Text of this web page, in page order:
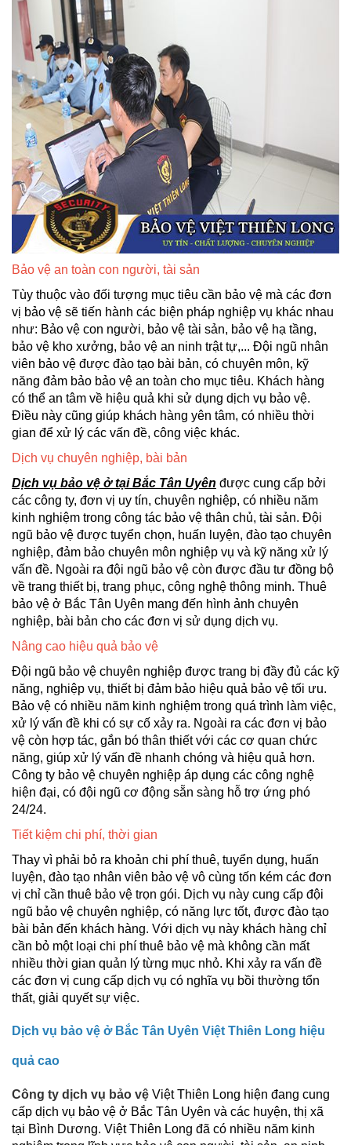
Bảo vệ an toàn con người, tài sản
Tùy thuộc vào đối tượng mục tiêu cần bảo vệ mà các đơn
vị bảo vệ sẽ tiến hành các biện pháp nghiệp vụ khác nhau
như: Bảo vệ con người, bảo vệ tài sản, bảo vệ hạ tầng,
bảo vệ kho xưởng, bảo vệ an ninh trật tự,... Đội ngũ nhân
viên bảo vệ được đào tạo bài bản, có chuyên môn, kỹ
năng đảm bảo bảo vệ an toàn cho mục tiêu. Khách hàng
có thể an tâm về hiệu quả khi sử dụng dịch vụ bảo vệ.
Điều này cũng giúp khách hàng yên tâm, có nhiều thời
gian để xử lý các vấn đề, công việc khác.
Dịch vụ chuyên nghiệp, bài bản
Dịch vụ bảo vệ ở tại Bắc Tân Uyên được cung cấp bởi
các công ty, đơn vị uy tín, chuyên nghiệp, có nhiều năm
kinh nghiệm trong công tác bảo vệ thân chủ, tài sản. Đội
ngũ bảo vệ được tuyển chọn, huấn luyện, đào tạo chuyên
nghiệp, đảm bảo chuyên môn nghiệp vụ và kỹ năng xử lý
vấn đề. Ngoài ra đội ngũ bảo vệ còn được đầu tư đồng bộ
về trang thiết bị, trang phục, công nghệ thông minh. Thuê
bảo vệ ở Bắc Tân Uyên mang đến hình ảnh chuyên
nghiệp, bài bản cho các đơn vị sử dụng dịch vụ.
Nâng cao hiệu quả bảo vệ
Đội ngũ bảo vệ chuyên nghiệp được trang bị đầy đủ các kỹ
năng, nghiệp vụ, thiết bị đảm bảo hiệu quả bảo vệ tối ưu.
Bảo vệ có nhiều năm kinh nghiệm trong quá trình làm việc,
xử lý vấn đề khi có sự cố xảy ra. Ngoài ra các đơn vị bảo
vệ còn hợp tác, gắn bó thân thiết với các cơ quan chức
năng, giúp xử lý vấn đề nhanh chóng và hiệu quả hơn.
Công ty bảo vệ chuyên nghiệp áp dụng các công nghệ
hiện đại, có đội ngũ cơ động sẵn sàng hỗ trợ ứng phó
24/24.
Tiết kiệm chi phí, thời gian
Thay vì phải bỏ ra khoản chi phí thuê, tuyển dụng, huấn
luyện, đào tạo nhân viên bảo vệ vô cùng tốn kém các đơn
vị chỉ cần thuê bảo vệ trọn gói. Dịch vụ này cung cấp đội
ngũ bảo vệ chuyên nghiệp, có năng lực tốt, được đào tạo
bài bản đến khách hàng. Với dịch vụ này khách hàng chỉ
cần bỏ một loại chi phí thuê bảo vệ mà không cần mất
nhiều thời gian quản lý từng mục nhỏ. Khi xảy ra vấn đề
các đơn vị cung cấp dịch vụ có nghĩa vụ bồi thường tổn
thất, giải quyết sự việc.
Dịch vụ bảo vệ ở Bắc Tân Uyên Việt Thiên Long hiệu
quả cao
Công ty dịch vụ bảo vệ Việt Thiên Long hiện đang cung
cấp dịch vụ bảo vệ ở Bắc Tân Uyên và các huyện, thị xã
tại Bình Dương. Việt Thiên Long đã có nhiều năm kinh